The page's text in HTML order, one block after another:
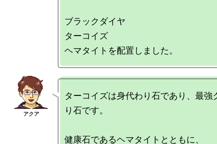
ブラックダイヤ
ターコイズ
ターコイズは身代わり石であり、最強
り石です。
健康石であるヘマタイトとともに、